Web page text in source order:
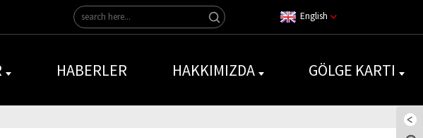
English
HABERLER HAKKIMIZDA GÖLGE KARTI